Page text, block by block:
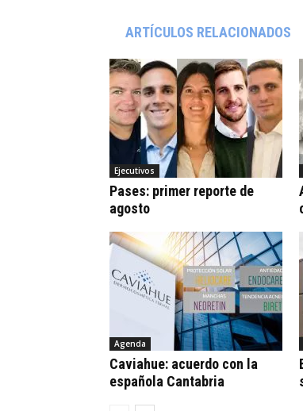
ARTÍCULOS RELACIONADOS
Ejecutivos
Pases: primer reporte de
agosto
Agenda
Caviahue: acuerdo con la
española Cantabria